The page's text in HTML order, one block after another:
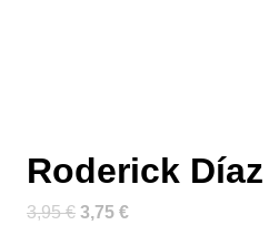
Roderick
3,95€ El
3,75 €El